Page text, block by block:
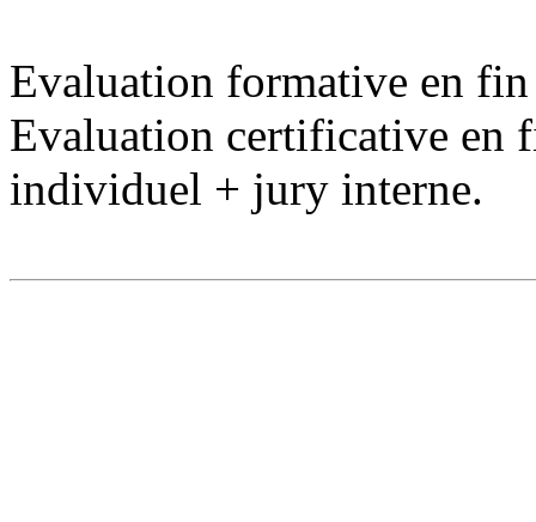
Evaluation formative en
Evaluation certificative en
individuel + jury interne.